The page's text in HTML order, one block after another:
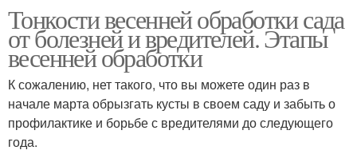
Тонкости весенней обработки сада
от болезней и вредителей. Этапы
весенней обработки
К сожалению, нет такого, что вы можете один раз в
начале марта обрызгать кусты в своем саду и забыть о
профилактике и борьбе с вредителями до следующего
года.